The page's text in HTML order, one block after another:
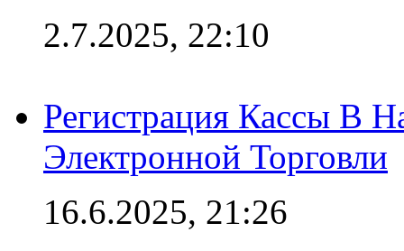
2.7.2025, 22:10
Регистрация Кассы В
Электронной Торговли
16.6.2025, 21:26